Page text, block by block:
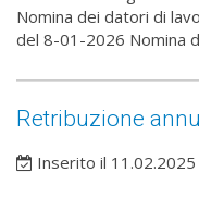
Nomina dei datori di
del 8-01-2026 Nomina
Retribuzione
Inserito il 11.02.2025